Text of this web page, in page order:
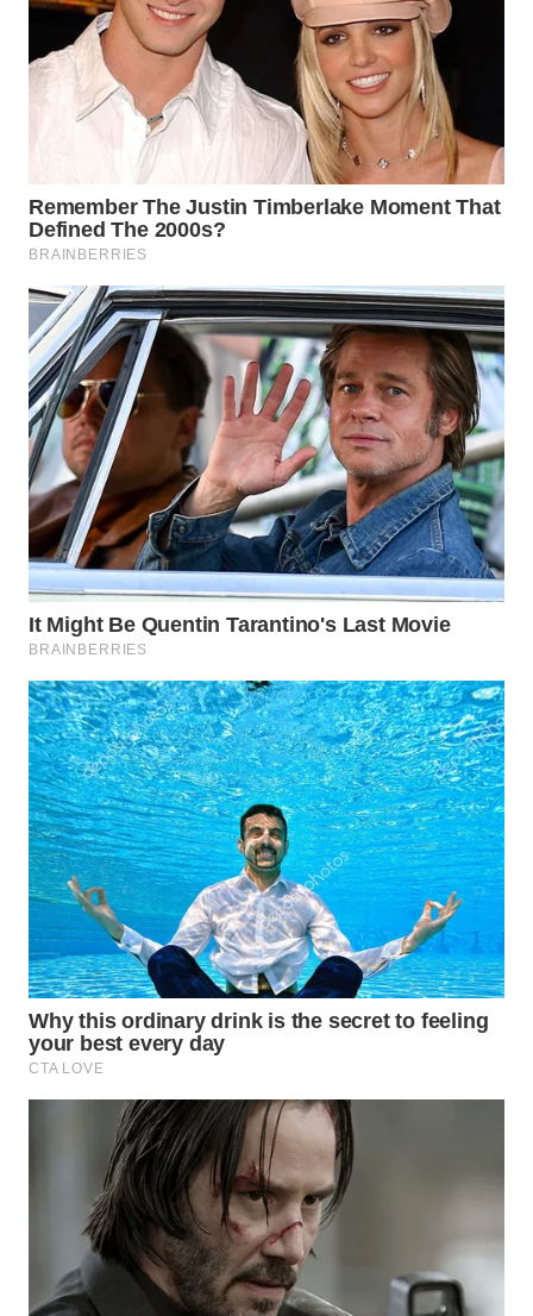
WN
GORONTALO
WN
SULUT
WN
MALUKU
MALUT
WN
DAIRI
WN
DANAU
TOBA
WN
NIAS
WN
LANGKAT
WN
TAPANULI
SELATAN
WN
TANJUNG
LESUNG
WN
KARO
WN
WN
LABUHANBATU
WN
TAPANULI
TENGAH